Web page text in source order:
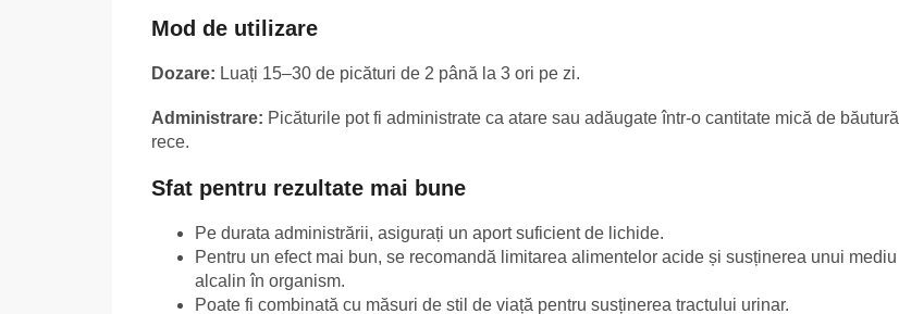
Mod de utilizare
Dozare: Luați 15–30 de picături de 2 până la 3 ori pe zi.
Administrare: Picăturile pot fi administrate ca atare sau adăugate într-o cantitate mică de băutură
rece.
Sfat pentru rezultate mai bune
Pe durata administrării, asigurați un aport suficient de lichide.
Pentru un efect mai bun, se recomandă limitarea alimentelor acide și susținerea unui mediu
alcalin în organism.
Poate fi combinată cu măsuri de stil de viață pentru susținerea tractului urinar.